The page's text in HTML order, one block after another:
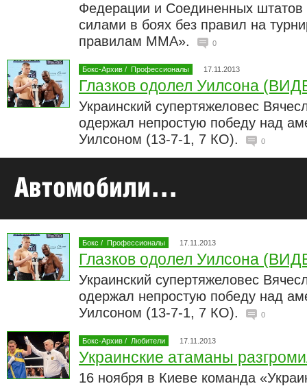
Федерации и Соединенных
силами в боях без правил на
правилам ММА».
0
Бокс-Архив / Профессионалы 17.11.2013
Глазков одолел Уилсона
Украинский супертяжеловес
одержал непростую победу над
Уилсоном (13-7-1, 7 КО).
0
Бокс / Профессионалы 17.11.2013
Глазков одолел Уилсона
Украинский супертяжеловес
одержал непростую победу над
Уилсоном (13-7-1, 7 КО).
0
Бокс-Архив / Любители 17.11.2013
Украинские атаманы
16 ноября в Киеве команда